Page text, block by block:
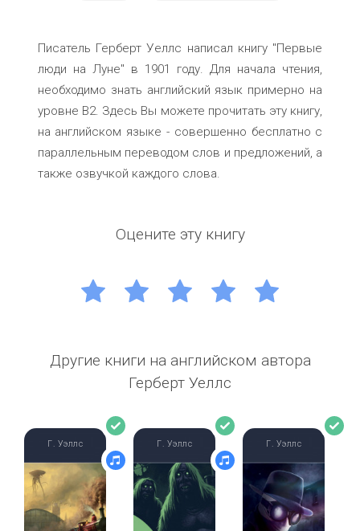
Писатель Герберт Уеллс написал книгу "Первые
люди на Луне" в 1901 году. Для начала чтения,
необходимо знать английский язык примерно на
уровне B2. Здесь Вы можете прочитать эту книгу,
на английском языке - совершенно бесплатно с
параллельным переводом слов и предложений, а
также озвучкой каждого слова.
Оцените эту книгу
Другие книги на английском автора
Герберт Уеллс
Г. Уэллс Г. Уэллс Г. Уэллс